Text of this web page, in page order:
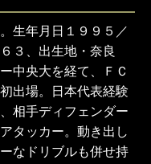
生年月日１９９５／
３、出生地・奈良
中央大を経て、ＦＣ
出場。日本代表経験
相手ディフェンダー
タッカー。動き出し
なドリブルも併せ持